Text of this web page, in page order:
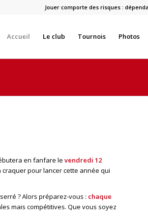
Jouer comporte des risques :
Accueil Le club Tournois Photos
en fanfare le vendredi 12
pour lancer cette année qui
? Alors préparez-vous : chaque
mais compétitives. Que vous soyez